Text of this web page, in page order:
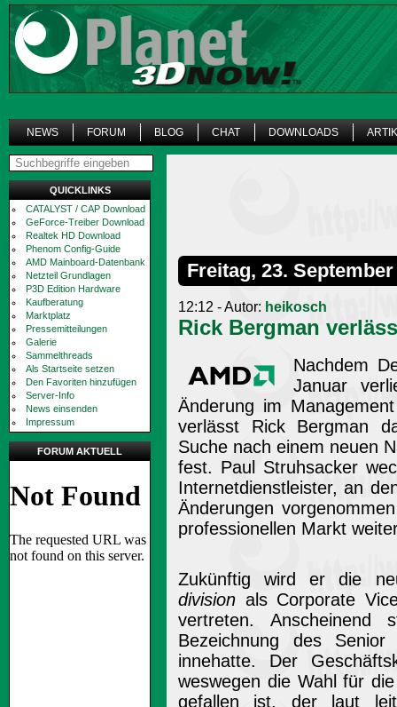
NEWS FORUM BLOG CHAT DOWNLOADS
QUICKLINKS
CATALYST / CAP Download
GeForce-Treiber Download
Realtek HD Download
Phenom Config-Guide
AMD Mainboard-Datenbank
Netzteil Grundlagen
P3D Edition Hardware
Kaufberatung
Marktplatz
Pressemitteilungen
Galerie
Sammelthreads
Als Startseite setzen
Den Favoriten hinzufügen
Server-Info
News einsenden
Impressum
FORUM AKTUELL
Freitag, 23. September
12:12 - Autor: heikosch
Rick Bergman
Nachdem
Januar
Änderung im
verlässt Rick Bergman
Suche nach einem neuen
fest. Paul Struhsacker
Internetdienstleister, an
Änderungen
professionellen Markt
Zukünftig wird er die
division als Corporate
vertreten. Anscheinend
Bezeichnung des
innehatte. Der
weswegen die Wahl für
gefallen ist, der laut